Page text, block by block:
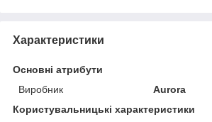
Характеристики
Основні атрибути
Виробник
Aurora
Користувальницькі характеристики